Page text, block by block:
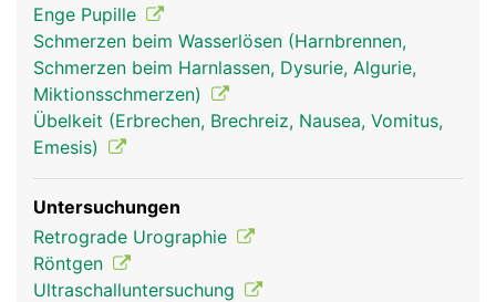
Enge Pupille
Schmerzen beim Wasserlösen (Harnbrennen,
Schmerzen beim Harnlassen, Dysurie, Algurie,
Miktionsschmerzen)
Übelkeit (Erbrechen, Brechreiz, Nausea, Vomitus,
Emesis)
Untersuchungen
Retrograde Urographie
Röntgen
Ultraschalluntersuchung